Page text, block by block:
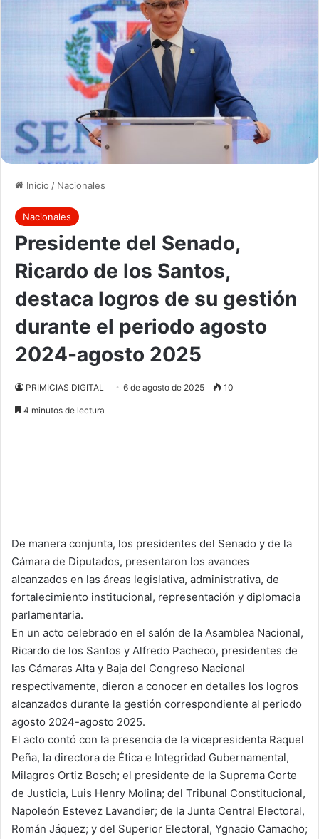
Inicio / Nacionales
Nacionales
Presidente del Senado,
Ricardo de los Santos,
destaca logros de su gestión
durante el periodo agosto
2024-agosto 2025
PRIMICIAS DIGITAL 6 de agosto de 2025 10
4 minutos de lectura
De manera conjunta, los presidentes del Senado y de la
Cámara de Diputados, presentaron los avances
alcanzados en las áreas legislativa, administrativa, de
fortalecimiento institucional, representación y diplomacia
parlamentaria.
En un acto celebrado en el salón de la Asamblea Nacional,
Ricardo de los Santos y Alfredo Pacheco, presidentes de
las Cámaras Alta y Baja del Congreso Nacional
respectivamente, dieron a conocer en detalles los logros
alcanzados durante la gestión correspondiente al periodo
agosto 2024-agosto 2025.
El acto contó con la presencia de la vicepresidenta Raquel
Peña, la directora de Ética e Integridad Gubernamental,
Milagros Ortiz Bosch; el presidente de la Suprema Corte
de Justicia, Luis Henry Molina; del Tribunal Constitucional,
Napoleón Estevez Lavandier; de la Junta Central Electoral,
Román Jáquez; y del Superior Electoral, Ygnacio Camacho;